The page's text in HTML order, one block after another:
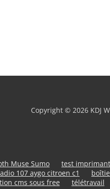
Copyright © 2026 KDJ
Muse Sumo test
107 aygo citroen c1
cms sous free
télétravail